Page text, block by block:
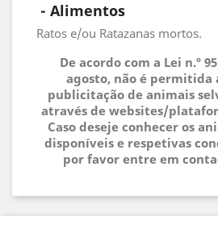
- Alimentos
Ratos e/ou Ratazanas mortos.
De acordo com a Lei n.º
agosto, não é permitida
publicitação de animais
através de websites/
Caso deseje conhecer os
disponíveis e respetivas
por favor entre em